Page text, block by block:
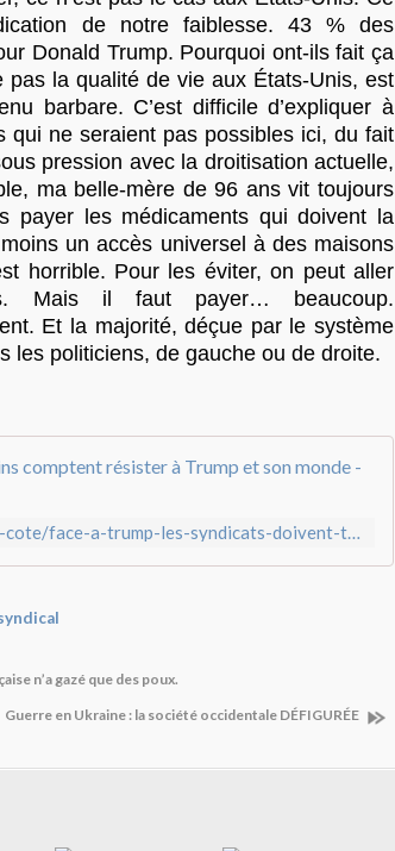
de notre faiblesse. 43 % des
Donald Trump. Pourquoi ont-ils fait ça
la qualité de vie aux États-Unis, est
barbare. C’est difficile d’expliquer à
qui ne seraient pas possibles ici, du fait
pression avec la droitisation actuelle,
ma belle-mère de 96 ans vit toujours
payer les médicaments qui doivent la
un accès universel à des maisons
horrible. Pour les éviter, on peut aller
Mais il faut payer… beaucoup.
Et la majorité, déçue par le système
les politiciens, de gauche ou de droite.
https://rapportsdeforce.fr/pas-de-cote/face-a-trump-les-syndicats-doivent-tenter-limpossible-032623808
n’a gazé que des poux.
Guerre en Ukraine : la société occidentale DÉFIGURÉE